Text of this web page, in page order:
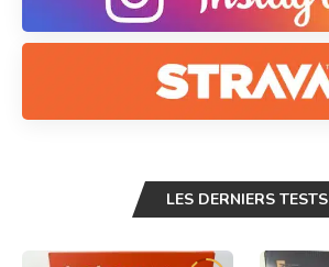
LES DERNIERS TESTS